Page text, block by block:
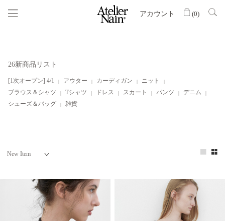
アカウント (0)
26新商品リスト
[1次オープン] 4/1 アウター カーディガン
ニット
ブラウス＆シャツ
Tシャツ ドレス スカート パンツ
デニム
シューズ＆バッグ
雑貨